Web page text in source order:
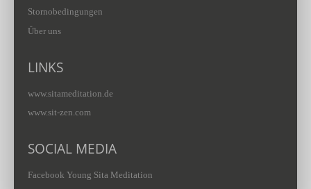
Stornobedingungen
Über uns
LINKS
www.sitameditation.de
www.sit-zen.com
SOCIAL MEDIA
Facebook Young Sita Meditation